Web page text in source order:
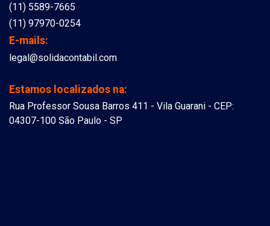
(11) 5589-7665
(11) 97970-0254
E-mails:
legal@solidacontabil.com
Estamos localizados na:
Rua Professor Sousa Barros 411 - Vila Guarani - CEP:
04307-100 São Paulo - SP